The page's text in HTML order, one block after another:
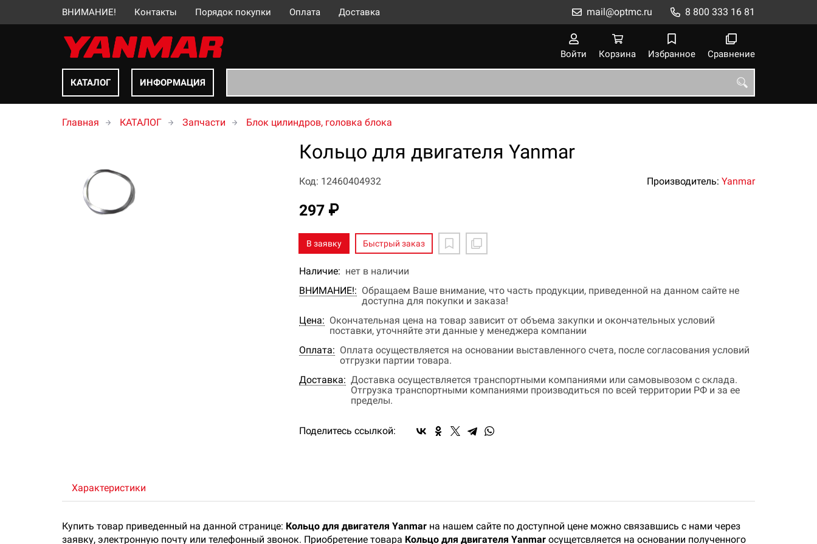
ВНИМАНИЕ! Контакты Порядок покупки Оплата Доставка 8 800 333 16 81
mail@optmc.ru
Войти Корзина Избранное Сравнение
КАТАЛОГ ИНФОРМАЦИЯ
Главная КАТАЛОГ Запчасти Блок цилиндров, головка блока
Кольцо для двигателя Yanmar
Код: 12460404932 Производитель: Yanmar
297 ₽
В заявку Быстрый заказ
Наличие: нет в наличии
ВНИМАНИЕ!: Обращаем Ваше внимание, что часть продукции, приведенной на данном сайте не
доступна для покупки и заказа!
Цена: Окончательная цена на товар зависит от объема закупки и окончательных условий
поставки, уточняйте эти данные у менеджера компании
Оплата: Оплата осуществляется на основании выставленного счета, после согласования условий
отгрузки партии товара.
Доставка: Доставка осуществляется транспортными компаниями или самовывозом с склада.
Отгрузка транспортными компаниями производиться по всей территории РФ и за ее
пределы.
Поделитесь ссылкой:
Характеристики
Купить товар приведенный на данной странице: Кольцо для двигателя Yanmar на нашем сайте по доступной цене можно связавшись с нами через
заявку, электронную почту или телефонный звонок. Приобретение товара Кольцо для двигателя Yanmar осущетсвляется на основании полученного